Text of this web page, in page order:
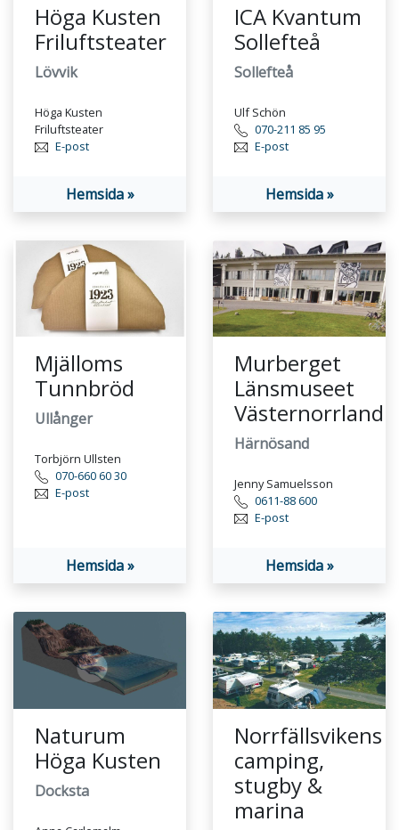
Höga Kusten
Friluftsteater
Lövvik
Höga Kusten
Friluftsteater
E-post
Hemsida »
ICA Kvantum
Sollefteå
Sollefteå
Ulf Schön
070-211 85 95
E-post
Hemsida »
Mjälloms
Tunnbröd
Ullånger
Torbjörn Ullsten
070-660 60 30
E-post
Hemsida »
Murberget
Länsmuseet
Västernorrland
Härnösand
Jenny Samuelsson
0611-88 600
E-post
Hemsida »
Naturum
Höga Kusten
Docksta
Norrfällsvikens
camping,
stugby &
marina